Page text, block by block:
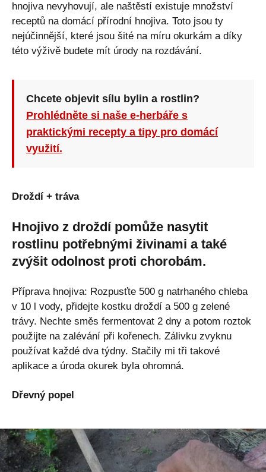
hnojiva nevyhovují, ale naštěstí existuje množství
receptů na domácí přírodní hnojiva. Toto jsou ty
nejúčinnější, které jsou šité na míru okurkám a díky
této výživě budete mít úrody na rozdávání.
Chcete objevit sílu bylin a rostlin?
Prohlédněte si naše e-herbáře s
praktickými recepty a tipy pro domácí
využití.
Droždí + tráva
Hnojivo z droždí pomůže nasytit
rostlinu potřebnými živinami a také
zvýšit odolnost proti chorobám.
Příprava hnojiva: Rozpusťte 500 g natrhaného chleba
v 10 l vody, přidejte kostku droždí a 500 g zelené
trávy. Nechte směs fermentovat 2 dny a potom roztok
použijte na zalévání při kořenech. Zálivku zvyknu
používat každé dva týdny. Stačily mi tři takové
aplikace a úroda okurek byla ohromná.
Dřevný popel